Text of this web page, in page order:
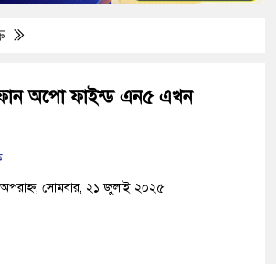
অপো ফাইন্ড এন৫ এখন
সোমবার, ২১ জুলাই ২০২৫